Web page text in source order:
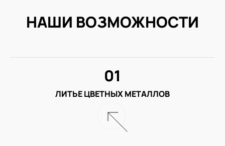
НАШИ ВОЗМОЖНОСТИ
ЛИТЬЕ ЦВЕТНЫХ МЕТАЛЛОВ
01